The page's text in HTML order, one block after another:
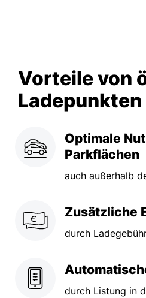
Vorteile von
Ladepunkten
Optimale
Parkflächen
auch außerhalb
Zusätzliche
durch
durch Listung in